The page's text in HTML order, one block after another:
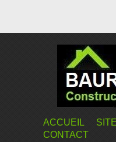
ACCUEIL
CONTACT